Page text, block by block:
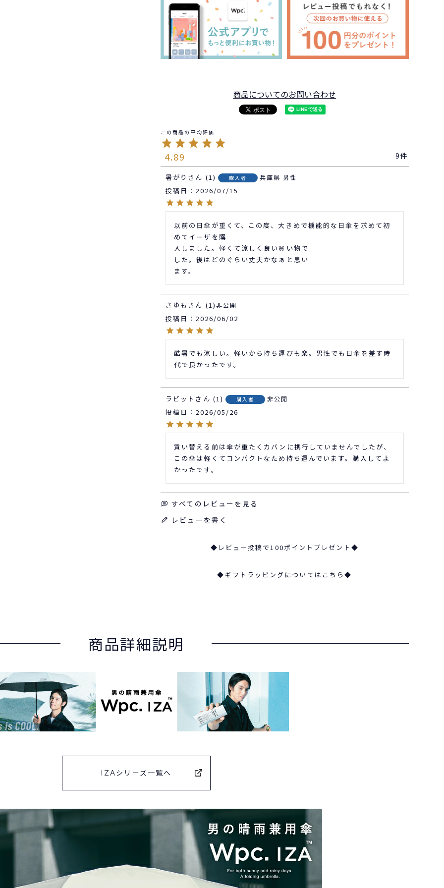
商品についてのお問い合わせ
4.89 9
暑がり 1 購入者 兵庫県 男性
投稿日 2026/07/15
以前の日傘が重くて、この度、大きめで機能的な日傘を求めて初
めてイーザを購
入しました。軽くて涼しく良い買い物で
した。後はどのぐらい丈夫かなぁと思い
さゆも 1 非公開
投稿日 2026/06/02
酷暑でも涼しい。軽いから持ち運びも楽。男性でも日傘を差す時
代で良かったです。
ラビット 1 購入者 非公開
投稿日 2026/05/26
買い替える前は傘が重たくカバンに携行していませんでしたが、
この傘は軽くてコンパクトなため持ち運んでいます。購入してよ
かったです。
すべてのレビューを見る
レビューを書く
◆レビュー投稿で100ポイントプレゼント◆
◆ギフトラッピングについてはこちら◆
商品詳細説明
IZAシリーズ一覧へ